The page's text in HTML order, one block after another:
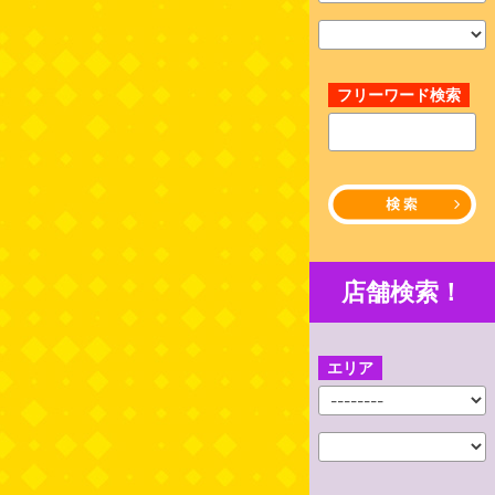
フリーワード検索
店舗検索！
エリア